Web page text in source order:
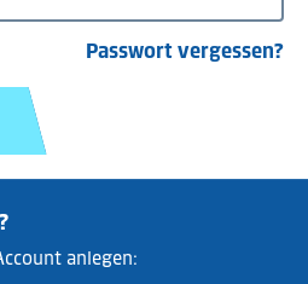
Passwort vergessen?
anlegen: